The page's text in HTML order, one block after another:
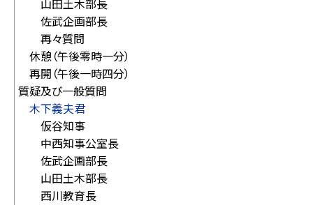
山田土木部長
佐武企画部長
再々質問
休憩（午後零時一分）
再開（午後一時四分）
質疑及び一般質問
木下義夫君
仮谷知事
中西知事公室長
佐武企画部長
山田土木部長
西川教育長